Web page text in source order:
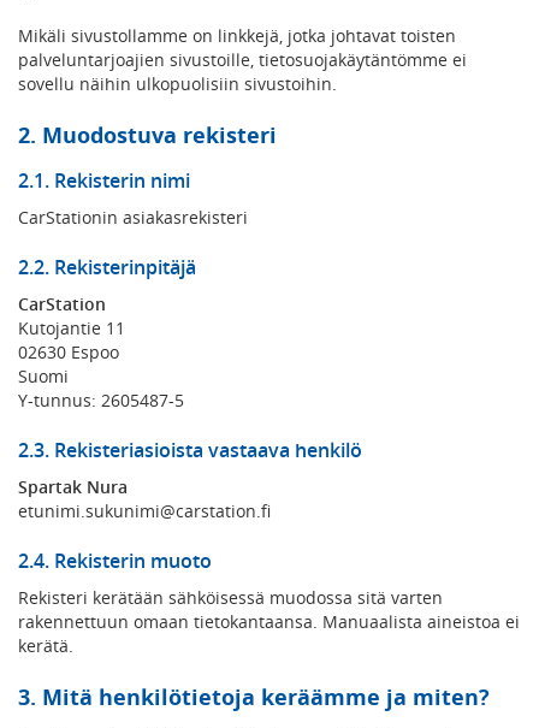
Mikäli sivustollamme on linkkejä, jotka johtavat toisten
palveluntarjoajien sivustoille, tietosuojakäytäntömme ei
sovellu näihin ulkopuolisiin sivustoihin.
2. Muodostuva rekisteri
2.1. Rekisterin nimi
CarStationin asiakasrekisteri
2.2. Rekisterinpitäjä
CarStation
Kutojantie 11
02630 Espoo
Suomi
Y-tunnus: 2605487-5
2.3. Rekisteriasioista vastaava henkilö
Spartak Nura
etunimi.sukunimi@carstation.fi
2.4. Rekisterin muoto
Rekisteri kerätään sähköisessä muodossa sitä varten
rakennettuun omaan tietokantaansa. Manuaalista aineistoa ei
kerätä.
3. Mitä henkilötietoja keräämme ja miten?